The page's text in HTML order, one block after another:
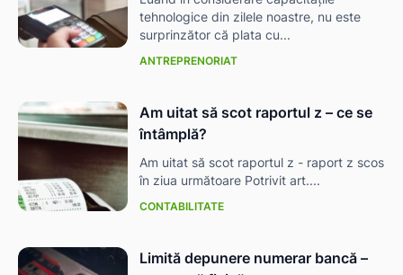
tehnologice din zilele noastre, nu este
surprinzător că plata cu...
ANTREPRENORIAT
Am uitat să scot raportul z – ce se
întâmplă?
Am uitat să scot raportul z - raport z scos
în ziua următoare Potrivit art....
CONTABILITATE
Limită depunere numerar bancă –